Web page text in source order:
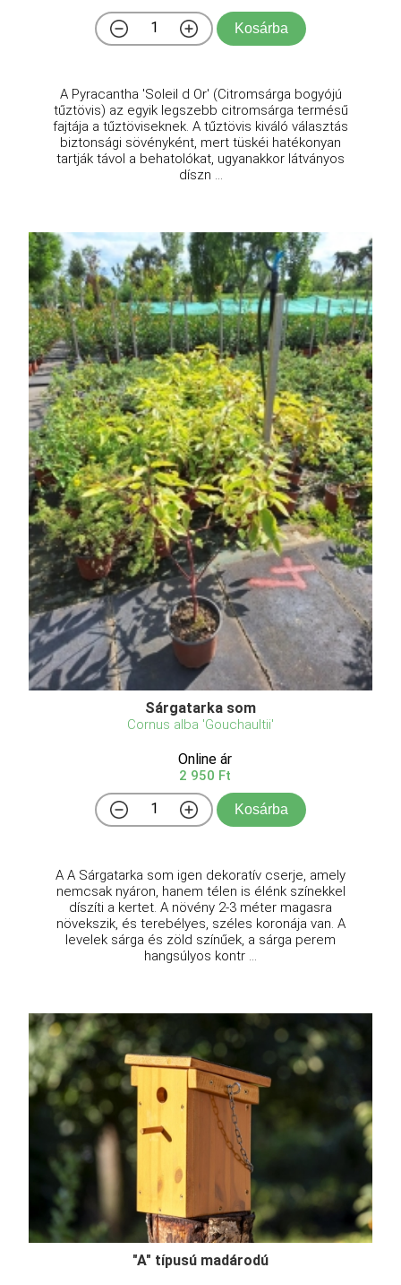
Kosárba
A Pyracantha 'Soleil d Or' (Citromsárga bogyójú
tűztövis) az egyik legszebb citromsárga termésű
fajtája a tűztöviseknek. A tűztövis kiváló választás
biztonsági sövényként, mert tüskéi hatékonyan
tartják távol a behatolókat, ugyanakkor látványos
díszn ...
Sárgatarka som
Cornus alba 'Gouchaultii'
Online ár
2 950 Ft
Kosárba
A A Sárgatarka som igen dekoratív cserje, amely
nemcsak nyáron, hanem télen is élénk színekkel
díszíti a kertet. A növény 2-3 méter magasra
növekszik, és terebélyes, széles koronája van. A
levelek sárga és zöld színűek, a sárga perem
hangsúlyos kontr ...
"A" típusú madárodú